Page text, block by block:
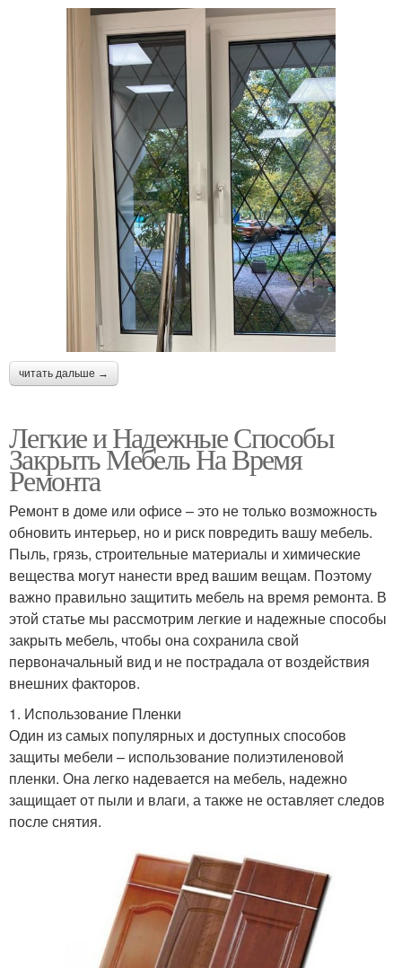
читать дальше →
Легкие и Надежные Способы
Закрыть Мебель На Время
Ремонта
Ремонт в доме или офисе – это не только возможность
обновить интерьер, но и риск повредить вашу мебель.
Пыль, грязь, строительные материалы и химические
вещества могут нанести вред вашим вещам. Поэтому
важно правильно защитить мебель на время ремонта. В
этой статье мы рассмотрим легкие и надежные способы
закрыть мебель, чтобы она сохранила свой
первоначальный вид и не пострадала от воздействия
внешних факторов.
1. Использование Пленки
Один из самых популярных и доступных способов
защиты мебели – использование полиэтиленовой
пленки. Она легко надевается на мебель, надежно
защищает от пыли и влаги, а также не оставляет следов
после снятия.